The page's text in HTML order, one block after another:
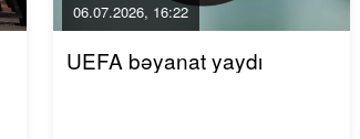
06.07.2026, 16:22
UEFA bəyanat yaydı